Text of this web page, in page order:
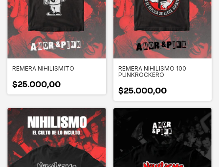
REMERA NIHILISMITO
$25.000,00
REMERA NIHILISMO 100
PUNKROCKERO
$25.000,00